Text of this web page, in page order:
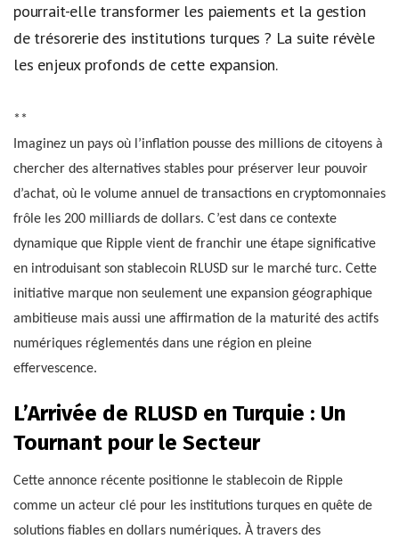
pourrait-elle transformer les paiements et la gestion
de trésorerie des institutions turques ? La suite révèle
les enjeux profonds de cette expansion.
**
Imaginez un pays où l’inflation pousse des millions de citoyens à
chercher des alternatives stables pour préserver leur pouvoir
d’achat, où le volume annuel de transactions en cryptomonnaies
frôle les 200 milliards de dollars. C’est dans ce contexte
dynamique que Ripple vient de franchir une étape significative
en introduisant son stablecoin RLUSD sur le marché turc. Cette
initiative marque non seulement une expansion géographique
ambitieuse mais aussi une affirmation de la maturité des actifs
numériques réglementés dans une région en pleine
effervescence.
L’Arrivée de RLUSD en Turquie : Un
Tournant pour le Secteur
Cette annonce récente positionne le stablecoin de Ripple
comme un acteur clé pour les institutions turques en quête de
solutions fiables en dollars numériques. À travers des